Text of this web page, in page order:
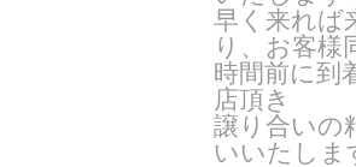
早く来れば
り、お客様
時間前に到
店頂き
譲り合いの
いいたしま